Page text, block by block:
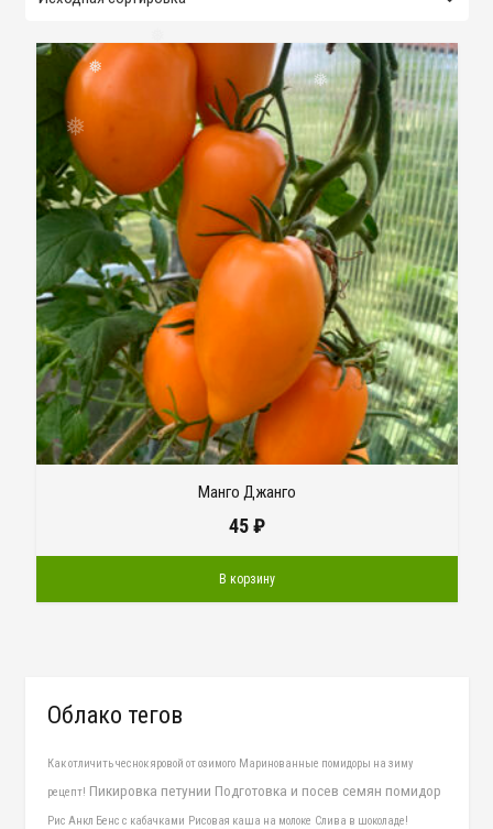
❅
❅
❅
❅
Манго Джанго
45₽
В корзину
Облако тегов
Как отличить чеснок яровой от озимого Маринованные помидоры на зиму
рецепт! Пикировка петунии Подготовка и посев семян помидор
Рис Анкл Бенс с кабачками Рисовая каша на молоке Слива в шоколаде!